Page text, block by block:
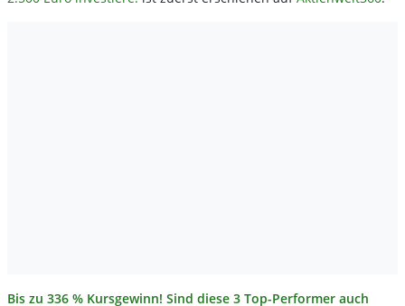
Bis zu 336 % Kursgewinn! Sind diese 3 Top-Performer auch